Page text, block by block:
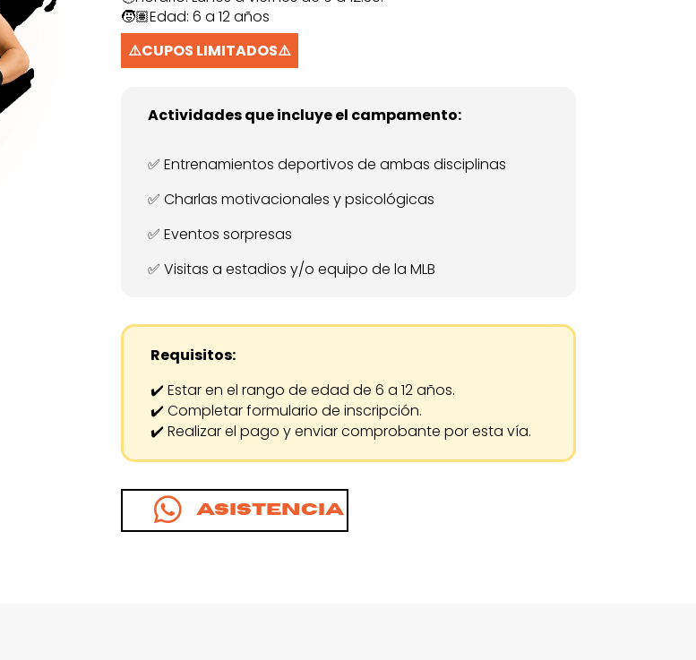
🧒🏽Edad: 6 a 12 años
⚠️CUPOS LIMITADOS⚠️
Actividades que incluye el campamento:
✅ Entrenamientos deportivos de ambas disciplinas
✅ Charlas motivacionales y psicológicas
✅ Eventos sorpresas
✅ Visitas a estadios y/o equipo de la MLB
Requisitos:
✔️ Estar en el rango de edad de 6 a 12 años.
✔️ Completar formulario de inscripción.
✔️ Realizar el pago y enviar comprobante por esta vía.
 Asistencia